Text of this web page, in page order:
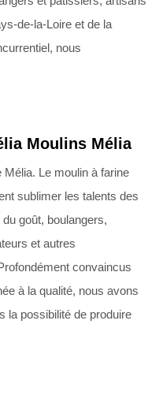
de-la-Loire et de la
nous
Moulins Mélia
Mélia. Le moulin à farine
sublimer les talents des
goût, boulangers,
et autres
convaincus
à la qualité, nous avons
la possibilité de produire